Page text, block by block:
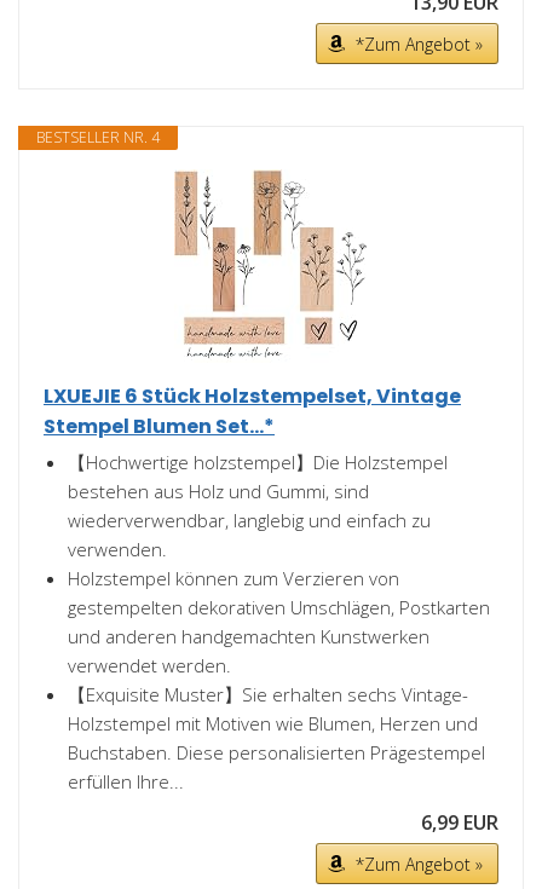
*Zum Angebot »
BESTSELLER NR. 4
LXUEJIE 6 Stück Holzstempelset, Vintage
Stempel Blumen Set...*
【Hochwertige holzstempel】Die Holzstempel
bestehen aus Holz und Gummi, sind
wiederverwendbar, langlebig und einfach zu
verwenden.
Holzstempel können zum Verzieren von
gestempelten dekorativen Umschlägen, Postkarten
und anderen handgemachten Kunstwerken
verwendet werden.
【Exquisite Muster】Sie erhalten sechs Vintage-
Holzstempel mit Motiven wie Blumen, Herzen und
Buchstaben. Diese personalisierten Prägestempel
erfüllen Ihre...
6,99 EUR
*Zum Angebot »